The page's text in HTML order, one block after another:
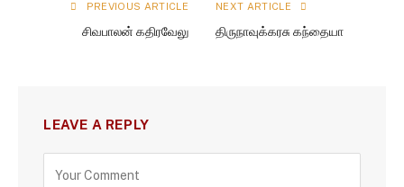
PREVIOUS ARTICLE
சிவபாலன் கதிரவேலு
NEXT ARTICLE
திருநாவுக்கரசு கந்தையா
LEAVE A REPLY